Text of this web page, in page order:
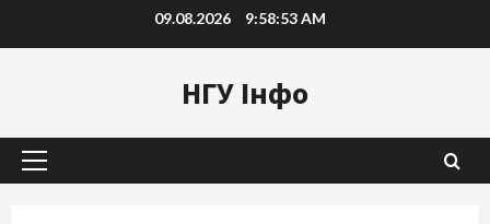
to
09.08.2026 9:58:54 AM
НГУ Інфо
Primary